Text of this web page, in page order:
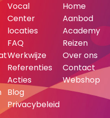
Vocal
Center
locaties
FAQ
Werkwijze
Referenties
Acties
Blog
Privacybeleid
Home
Aanbod
Academy
Reizen
Over ons
Contact
Webshop